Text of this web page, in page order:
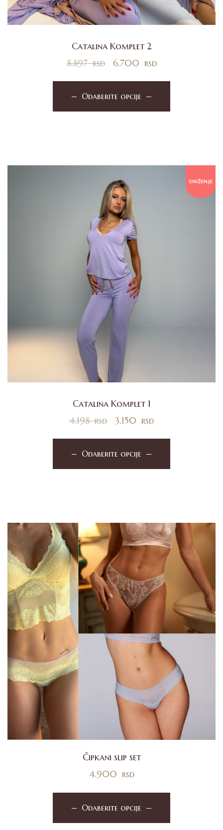
Catalina Komplet 2
8.897rsd 6.700 rsd
Odaberite opcije
SNIŽENJE
Catalina Komplet 1
4.198rsd 3.150 rsd
Odaberite opcije
Čipkani slip set
4.900 rsd
Odaberite opcije